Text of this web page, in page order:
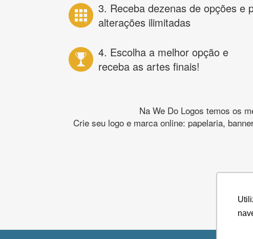
3. Receba dezenas de opções e
alterações ilimitadas
4. Escolha a melhor opção e
receba as artes finais!
Na We Do Logos temos os
Crie seu logo e marca online: papelaria,